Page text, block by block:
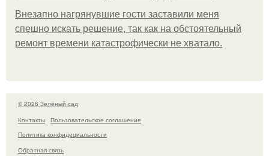
Внезапно нагрянувшие гости заставили меня
спешно искать решение, так как на обстоятельный
ремонт времени катастрофически не хватало.
© 2026 Зелёный сад
Контакты
Пользовательское соглашение
Политика конфидециальности
Обратная связь